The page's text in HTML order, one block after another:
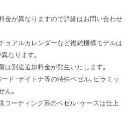
金が異なりますので詳細はお問い合わせ
ュアルカレンダーなど複雑機構モデルは
なります｡
は別途追加料金が発生いたします｡
ド･デイトナ等の特殊ベゼル､ピラミッ
ん｡
コーティング系のベゼル･ケースは仕上